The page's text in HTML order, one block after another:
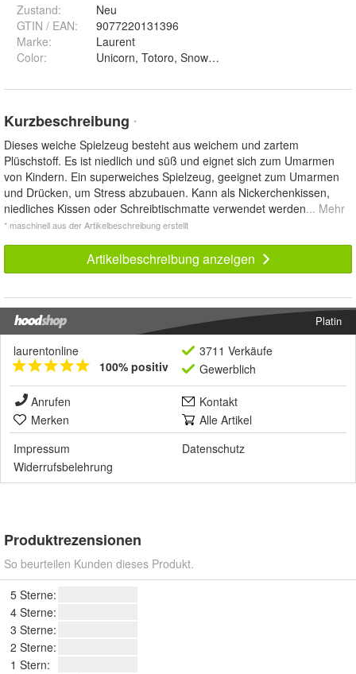
Zustand:
Neu
GTIN / EAN:
9077220131396
Marke:
Laurent
Color:
Kurzbeschreibung *
Dieses weiche Spielzeug besteht aus weichem und zartem
Plüschstoff. Es ist niedlich und süß und eignet sich zum Umarmen
von Kindern. Ein superweiches Spielzeug, geeignet zum Umarmen
und Drücken, um Stress abzubauen. Kann als Nickerchenkissen,
niedliches Kissen oder Schreibtischmatte verwendet werden... Mehr
* maschinell aus der Artikelbeschreibung erstellt
Artikelbeschreibung anzeigen
Platin
laurentonline
100% positiv
3711 Verkäufe
Gewerblich
Anrufen
Kontakt
Merken
Alle Artikel
Impressum
Datenschutz
Widerrufsbelehrung
Produktrezensionen
So beurteilen Kunden dieses Produkt.
5 Sterne:
4 Sterne:
3 Sterne:
2 Sterne:
1 Stern: